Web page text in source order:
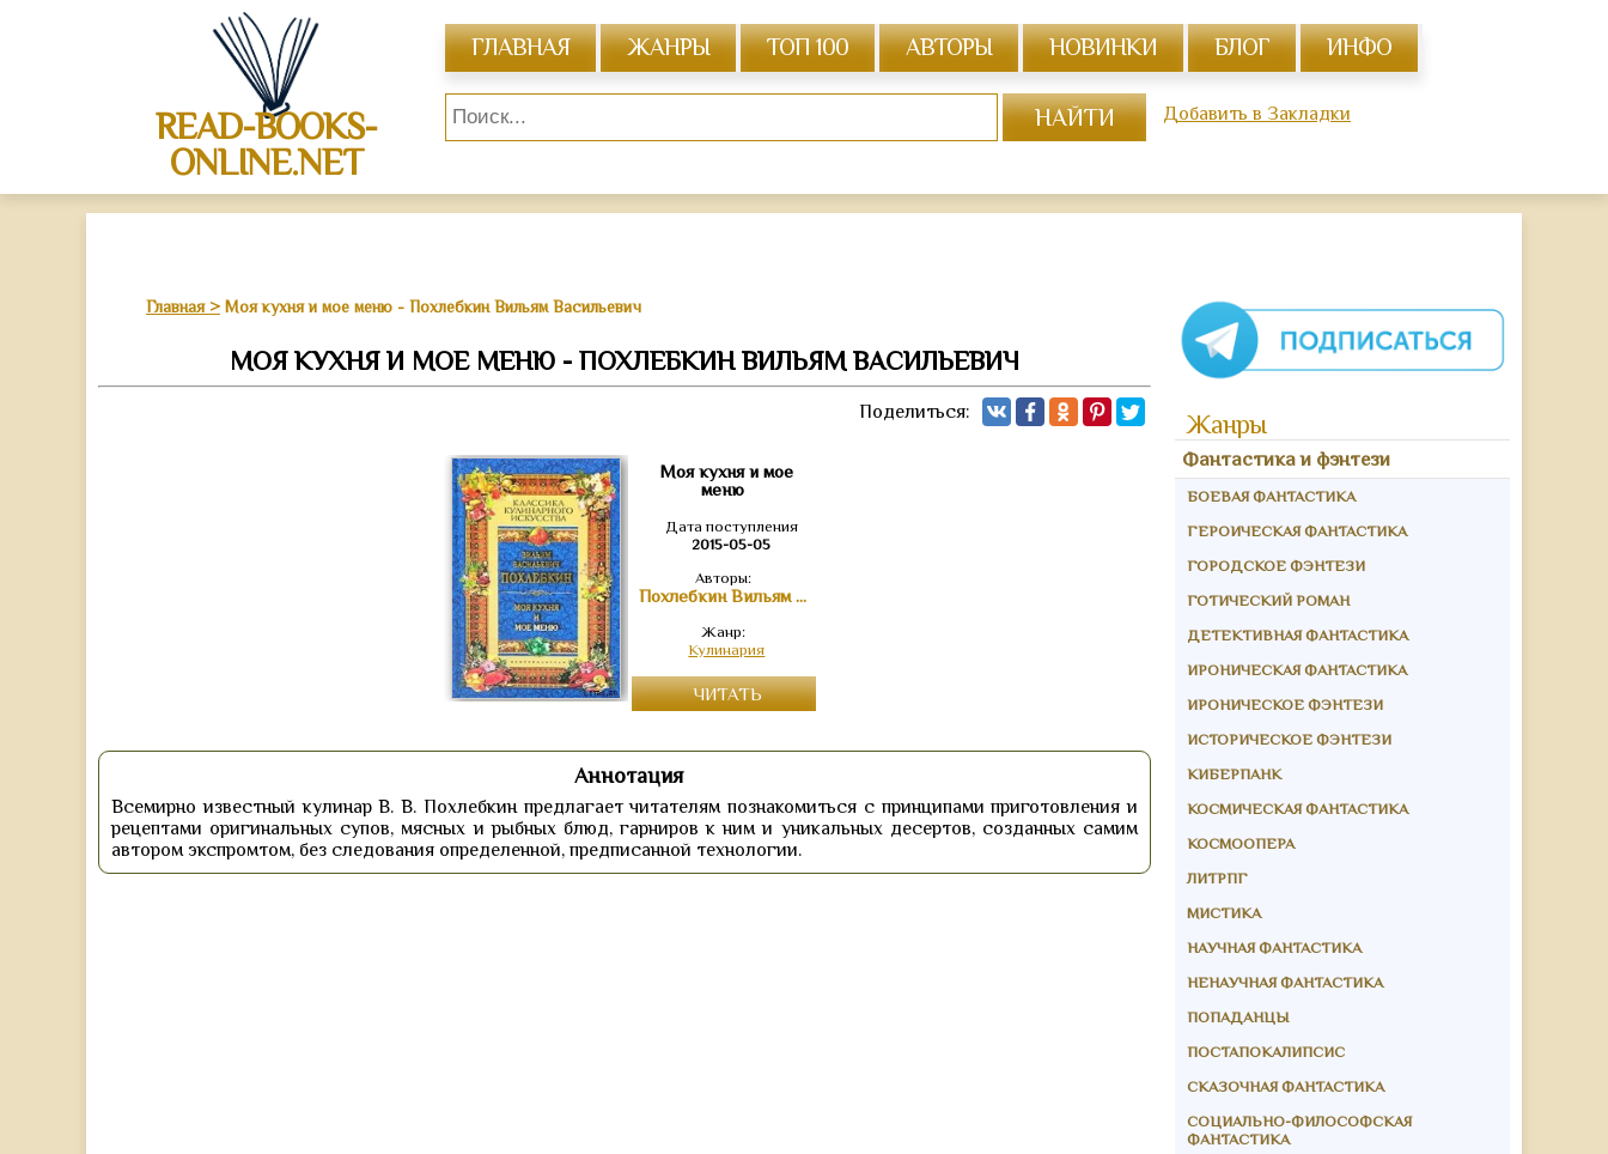
READ-BOOKS-
ONLINE.NET
ГЛАВНАЯ ЖАНРЫ ТОП 100 АВТОРЫ НОВИНКИ БЛОГ ИНФО
Добавить в Закладки
Главная Моя кухня и мое меню - Похлебкин Вильям Васильевич
МОЯ КУХНЯ И МОЕ МЕНЮ - ПОХЛЕБКИН ВИЛЬЯМ ВАСИЛЬЕВИЧ
Поделиться:
Моя кухня и мое
меню
Дата поступления
2015-05-05
Авторы:
Похлебкин Вильям Васильевич
Жанр:
Кулинария
ЧИТАТЬ
Аннотация
Всемирно известный кулинар В. В. Похлебкин предлагает читателям познакомиться с принципами приготовления и
рецептами оригинальных супов, мясных и рыбных блюд, гарниров к ним и уникальных десертов, созданных самим
автором экспромтом, без следования определенной, предписанной технологии.
Жанры
Фантастика и фэнтези
БОЕВАЯ ФАНТАСТИКА
ГЕРОИЧЕСКАЯ ФАНТАСТИКА
ГОРОДСКОЕ ФЭНТЕЗИ
ГОТИЧЕСКИЙ РОМАН
ДЕТЕКТИВНАЯ ФАНТАСТИКА
ИРОНИЧЕСКАЯ ФАНТАСТИКА
ИРОНИЧЕСКОЕ ФЭНТЕЗИ
ИСТОРИЧЕСКОЕ ФЭНТЕЗИ
КИБЕРПАНК
КОСМИЧЕСКАЯ ФАНТАСТИКА
КОСМООПЕРА
ЛИТРПГ
МИСТИКА
НАУЧНАЯ ФАНТАСТИКА
НЕНАУЧНАЯ ФАНТАСТИКА
ПОПАДАНЦЫ
ПОСТАПОКАЛИПСИС
СКАЗОЧНАЯ ФАНТАСТИКА
СОЦИАЛЬНО-ФИЛОСОФСКАЯ
ФАНТАСТИКА